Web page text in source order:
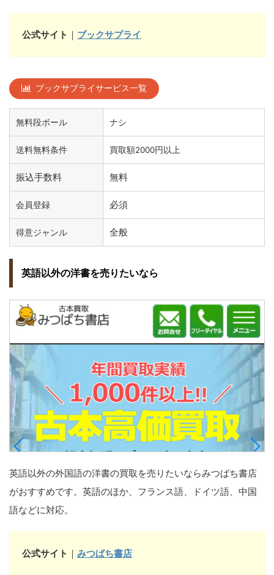
公式サイト ｜ ブックサプライ
ブックサプライサービス一覧
無料段ボール ナシ
送料無料条件 買取額2000円以上
振込手数料 無料
会員登録 必須
得意ジャンル 全般
英語以外の洋書を売りたいなら
英語以外の外国語の洋書の買取を売りたいならみつばち書店
がおすすめです。英語のほか、フランス語、ドイツ語、中国
語などに対応。
公式サイト ｜ みつばち書店